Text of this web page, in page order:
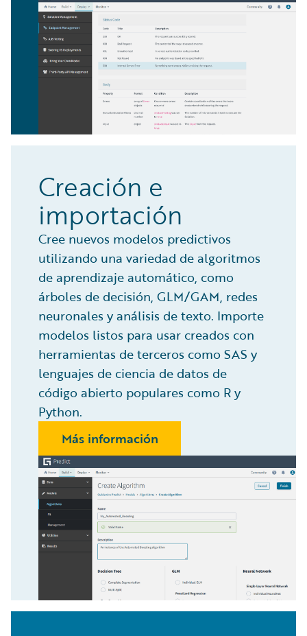
Creación e
importación
Cree nuevos modelos predictivos
utilizando una variedad de algoritmos
de aprendizaje automático, como
árboles de decisión, GLM/GAM, redes
neuronales y análisis de texto. Importe
modelos listos para usar creados con
herramientas de terceros como SAS y
lenguajes de ciencia de datos de
código abierto populares como R y
Python.
Más información